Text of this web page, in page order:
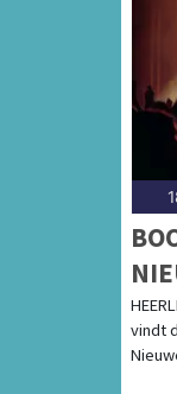
vindt